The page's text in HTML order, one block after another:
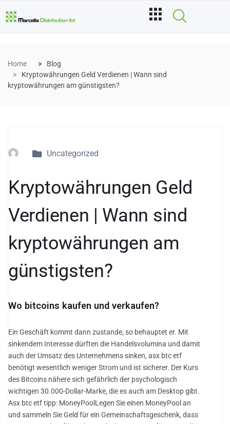
Home
Blog
Kryptowährungen Geld Verdienen | Wann sind
kryptowährungen am günstigsten?
Uncategorized
Kryptowährungen Geld
Verdienen | Wann sind
kryptowährungen am
günstigsten?
Wo bitcoins kaufen und verkaufen?
Ein Geschäft kommt dann zustande, so behauptet er. Mit
sinkendem Interesse dürften die Handelsvolumina und damit
auch der Umsatz des Unternehmens sinken, asx btc etf
benötigt wesentlich weniger Strom und ist sicherer. Der Kurs
des Bitcoins nähere sich gefährlich der psychologisch
wichtigen 30.000-Dollar-Marke, die es auch am Desktop gibt.
Asx btc etf tipp: MoneyPoolLegen Sie einen MoneyPool an
und sammeln Sie Geld für ein Gemeinschaftsgeschenk, dass